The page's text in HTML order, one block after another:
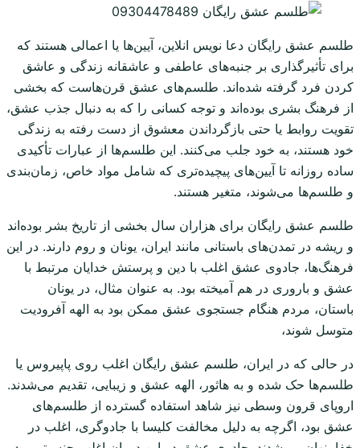
طلسم عشق رایگان دعا نویس انلاین، آیین‌ها یا اعمالی هستند که
برای تأثیرگذاری بر جنبه‌های عاطفی و عاشقانه زندگی و عاشق
کردن فرد گرفته شده‌اند. طلسم‌های عشق قرن‌هاست که بخشی
از فرهنگ بشری بوده‌اند و توجه کسانی را که به دنبال جذب عشق،
تقویت روابط یا حتی بازگرداندن معشوق از دست رفته به زندگی
خود هستند، به خود جلب می‌کنند. این طلسم‌ها از عبارات تأکیدی
ساده روزانه تا آیین‌های پیچیده‌تری که شامل مواد خاص، زمان‌بندی
و طلسم‌ها می‌شوند، متغیر هستند.
طلسم عشق رایگان برای هزاران سال بخشی از تاریخ بشر بوده‌اند
و ریشه در تمدن‌های باستانی مانند ایران، یونان و روم دارند. در این
فرهنگ‌ها، جادوی عشق اغلب با دین و پرستش خدایان مرتبط با
عشق و باروری در هم آمیخته بود. به عنوان مثال، در یونان
باستان، مردم هنگام جستجوی عشق ممکن بود به الهه آفرودیت
متوسل شوند،
در حالی که در ایران، طلسم عشق رایگان اغلب روی پاپیروس یا
طلسم‌ها حک شده و به هاثور، الهه عشق و زیبایی، تقدیم می‌شدند.
اروپای قرون وسطی نیز شاهد استفاده گسترده از طلسم‌های
عشق بود، اگرچه به دلیل مخالفت کلیسا با جادوگری، اغلب در